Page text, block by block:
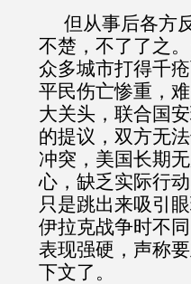
但从事后各方
不楚，不了了之
众多城市打得千
平民伤亡惨重，
大关头，联合国
的提议，双方无
冲突，美国长期
心，缺乏实际行
只是跳出来吸引
伊拉克战争时不
表现强硬，声称
下文了。